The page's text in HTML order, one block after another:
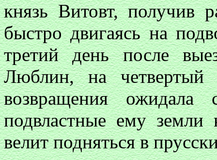
князь Витовт, получив
быстро двигаясь на
третий день после
Люблин, на
возвращения ожидала
подвластные ему
велит подняться в